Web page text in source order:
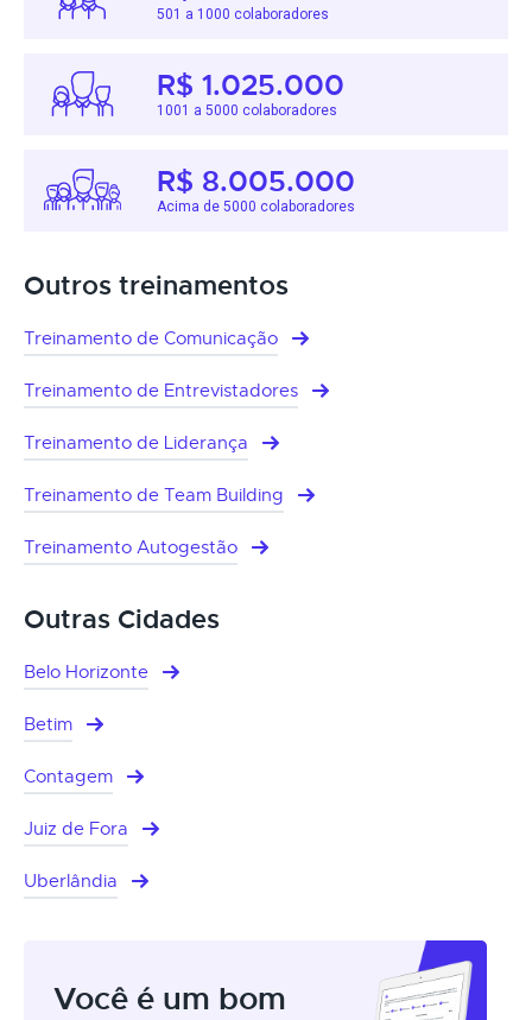
501 a 1000 colaboradores
R$ 1.025.000
1001 a 5000 colaboradores
R$ 8.005.000
Acima de 5000 colaboradores
Outros treinamentos
Treinamento de Comunicação
Treinamento de Entrevistadores
Treinamento de Liderança
Treinamento de Team Building
Treinamento Autogestão
Outras Cidades
Belo Horizonte
Betim
Contagem
Juiz de Fora
Uberlândia
Você é um bom